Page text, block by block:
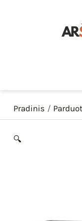
Pradinis
🔍